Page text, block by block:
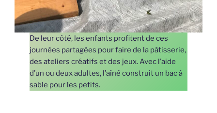
De leur côté, les enfants profitent de ces
journées partagées pour faire de la pâtisserie,
des ateliers créatifs et des jeux. Avec l’aide
d’un ou deux adultes, l’aîné construit un bac à
sable pour les petits.